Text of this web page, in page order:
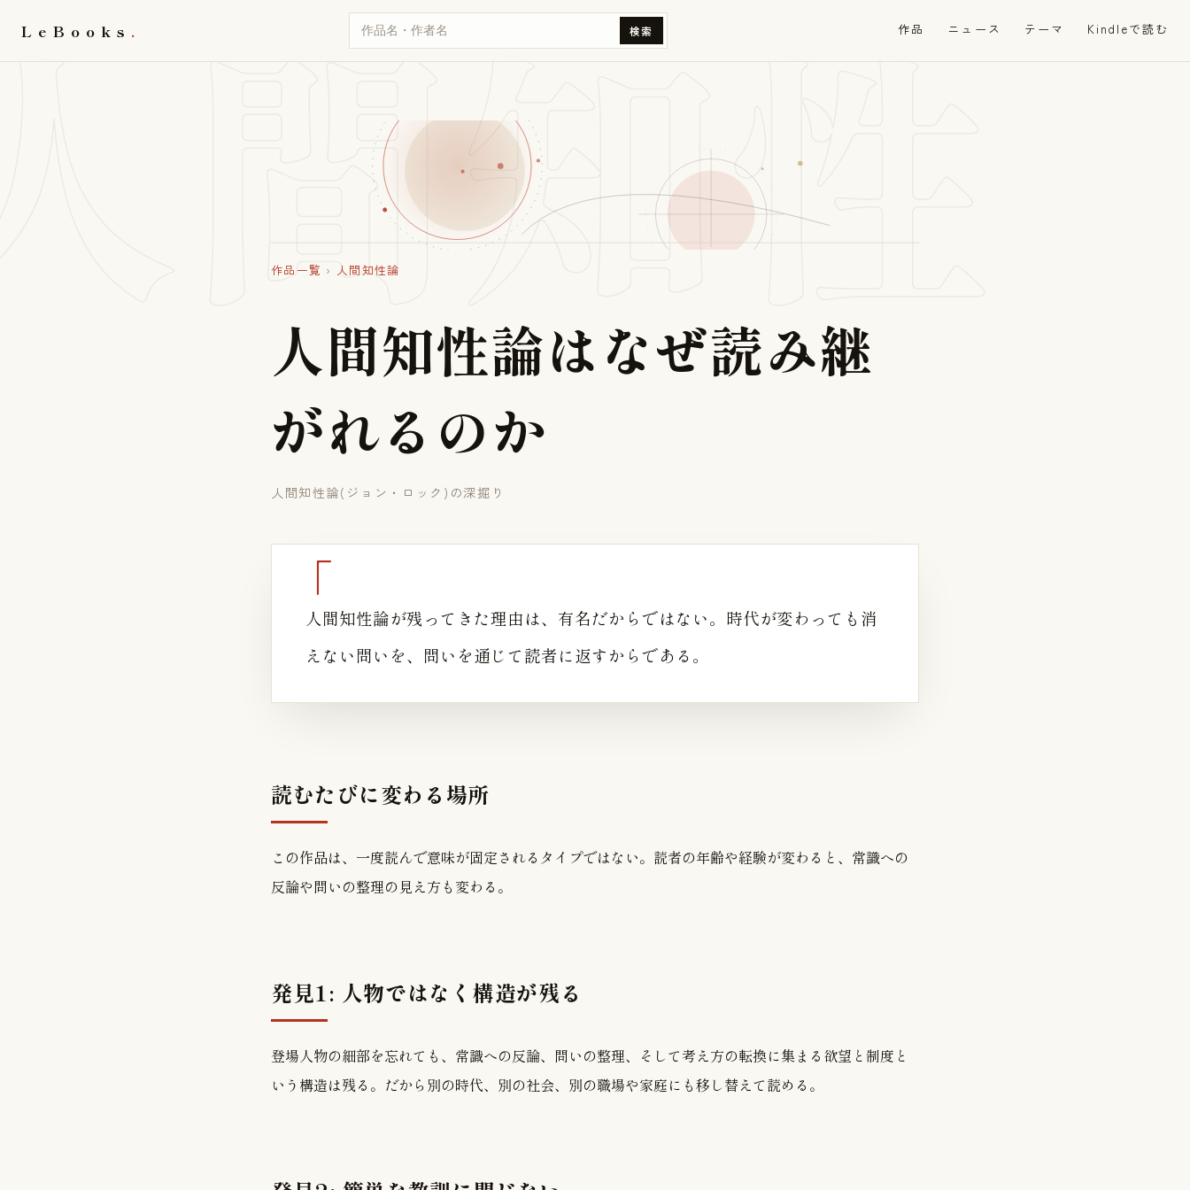
LeBooks 検索 作品 ニュース テーマ Kindleで読む
間知性
作品一覧 › 人間知性論
人間知性論はなぜ読み継
がれる のか
人間知性論(ジョン・ロック)の深掘り
人間知性論が残ってきた理由は、有名だからではない。時代が変わっても消
えない問いを、問いを通じて読者に返すからである。
読むたびに変わる場所
この作品は、一度読んで意味が固定されるタイプではない。読者の年齢や経験が変わると、常識への
反論や問いの整理の見え方も変わる。
発見1: 人物ではなく構造が残る
登場人物の細部を忘れても、常識への反論、問いの整理、そして考え方の転換に集まる欲望と制度と
いう構造は残る。だから別の時代、別の社会、別の職場や家庭にも移し替えて読める。